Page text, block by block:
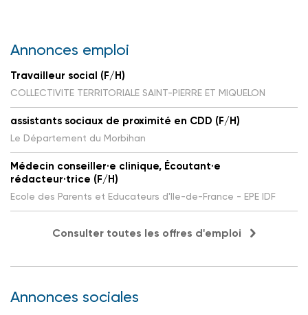
Annonces emploi
Travailleur social (F/H)
COLLECTIVITE TERRITORIALE SAINT-PIERRE ET MIQUELON
assistants sociaux de proximité en CDD (F/H)
Le Département du Morbihan
Médecin conseiller·e clinique, Écoutant·e
rédacteur·trice (F/H)
Ecole des Parents et Educateurs d'Ile-de-France - EPE IDF
Consulter toutes les offres d'emploi
Annonces sociales